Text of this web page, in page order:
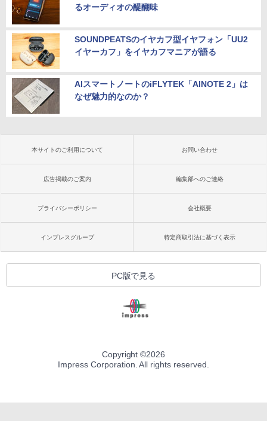
るオーディオの醍醐味
SOUNDPEATSのイヤカフ型イヤフォン「UU2
イヤーカフ」をイヤカフマニアが語る
AIスマートノートのiFLYTEK「AINOTE 2」は
なぜ魅力的なのか？
本サイトのご利用について お問い合わせ
広告掲載のご案内 編集部へのご連絡
プライバシーポリシー 会社概要
インプレスグループ 特定商取引法に基づく表示
PC版で見る
Copyright ©2026
Impress Corporation. All rights reserved.